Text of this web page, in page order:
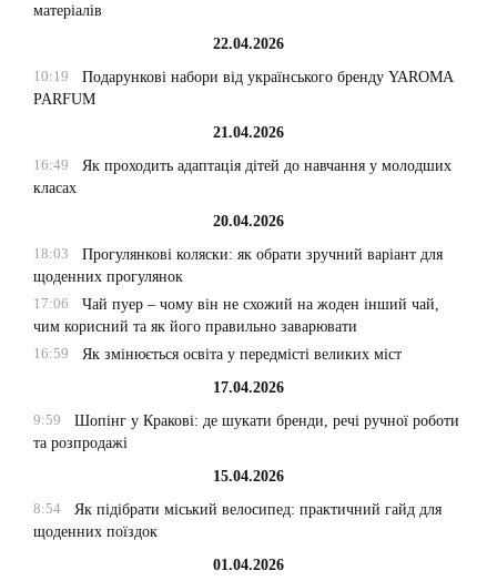
матеріалів
22.04.2026
10:19
Подарункові набори від українського бренду YAROMA
PARFUM
21.04.2026
16:49
Як проходить адаптація дітей до навчання у молодших
класах
20.04.2026
18:03
Прогулянкові коляски: як обрати зручний варіант для
щоденних прогулянок
17:06
Чай пуер – чому він не схожий на жоден інший чай,
чим корисний та як його правильно заварювати
16:59
Як змінюється освіта у передмісті великих міст
17.04.2026
9:59
Шопінг у Кракові: де шукати бренди, речі ручної роботи
та розпродажі
15.04.2026
8:54
Як підібрати міський велосипед: практичний гайд для
щоденних поїздок
01.04.2026